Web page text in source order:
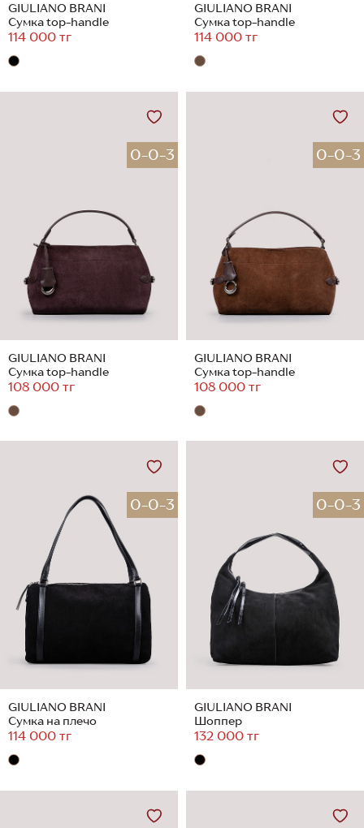
GIULIANO BRANI
Сумка top-handle
114 000 тг
GIULIANO BRANI
Сумка top-handle
114 000 тг
0-0-3
GIULIANO BRANI
Сумка top-handle
108 000 тг
0-0-3
GIULIANO BRANI
Сумка top-handle
108 000 тг
0-0-3
GIULIANO BRANI
Сумка на плечо
114 000 тг
0-0-3
GIULIANO BRANI
Шоппер
132 000 тг